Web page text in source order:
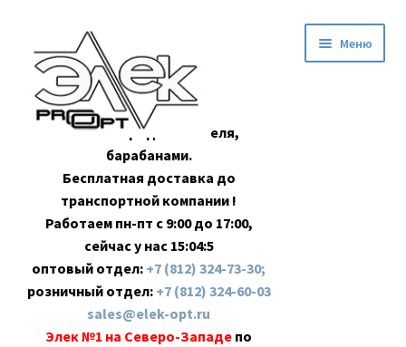
навигации
содержимому
Оптовая продажа кабеля,
барабанами.
Бесплатная доставка до
транспортной компании !
Работаем пн-пт с 9:00 до 17:00,
сейчас у нас 15:04:5
оптовый отдел: +7 (812) 324-73-30;
розничный отдел: +7 (812) 324-60-03
sales@elek-opt.ru
Элек №1 на Северо-Западе по
Меню